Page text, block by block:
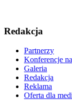
Redakcja
Partnerzy
Konferencje
Galeria
Redakcja
Reklama
Oferta dla